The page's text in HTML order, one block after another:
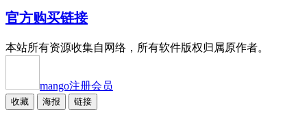
官方购买链接
本站所有资源收集自网络，所有软件版权归属原作者。
mango注册会员
收藏 海报 链接